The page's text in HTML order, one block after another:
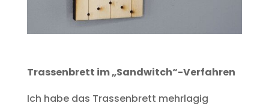
Trassenbrett im „Sandwitch“-Verfahren
Ich habe das Trassenbrett mehrlagig